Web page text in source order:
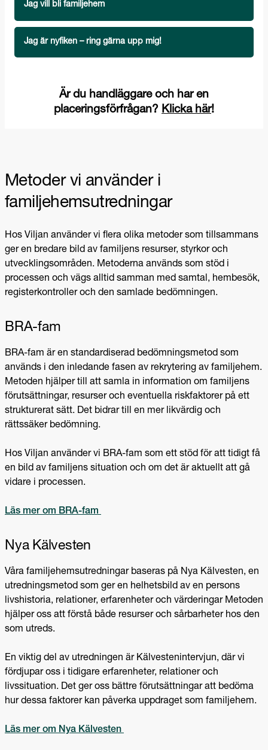
Metoder vi använder i
familjehemsutredningar
Hos Viljan använder vi flera olika metoder som tillsammans
ger en bredare bild av familjens resurser, styrkor och
utvecklingsområden. Metoderna används som stöd i
processen och vägs alltid samman med samtal, hembesök,
registerkontroller och den samlade bedömningen.
BRA-fam
BRA-fam är en standardiserad bedömningsmetod som
används i den inledande fasen av rekrytering av familjehem.
Metoden hjälper till att samla in information om familjens
förutsättningar, resurser och eventuella riskfaktorer på ett
strukturerat sätt. Det bidrar till en mer likvärdig och
rättssäker bedömning.
Hos Viljan använder vi BRA-fam som ett stöd för att tidigt få
en bild av familjens situation och om det är aktuellt att gå
vidare i processen.
Läs mer om BRA-fam
Nya Kälvesten
Våra familjehemsutredningar baseras på Nya Kälvesten, en
utredningsmetod som ger en helhetsbild av en persons
livshistoria, relationer, erfarenheter och värderingar Metoden
hjälper oss att förstå både resurser och sårbarheter hos den
som utreds.
En viktig del av utredningen är Kälvestenintervjun, där vi
fördjupar oss i tidigare erfarenheter, relationer och
livssituation. Det ger oss bättre förutsättningar att bedöma
hur dessa faktorer kan påverka uppdraget som familjehem.
Läs mer om Nya Kälvesten